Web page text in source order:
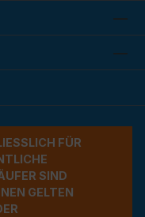
FÜR G
A
SIND A
GELTEN A